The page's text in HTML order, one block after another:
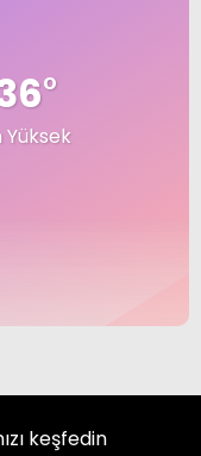
°
Yüksek
keşfedin